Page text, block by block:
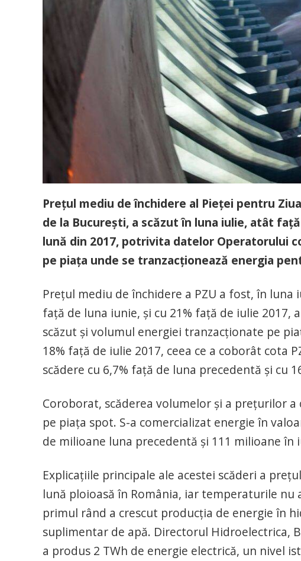
Preţul mediu de închidere al Pieţei pentru
de la Bucureşti, a scăzut în luna iulie, atât
lună din 2017, potrivita datelor Operatorului
pe piaţa unde se tranzacţionează energia
Preţul mediu de închidere a PZU a fost, în luna
faţă de luna iunie, şi cu 21% faţă de iulie 2017,
scăzut şi volumul energiei tranzacţionate pe
18% faţă de iulie 2017, ceea ce a coborât cota
scădere cu 6,7% faţă de luna precedentă şi cu
Coroborat, scăderea volumelor şi a preţurilor
pe piaţa spot. S-a comercializat energie în
de milioane luna precedentă şi 111 milioane în
Explicaţiile principale ale acestei scăderi a
lună ploioasă în România, iar temperaturile
primul rând a crescut producţia de energie în
suplimentar de apă. Directorul Hidroelectrica,
a produs 2 TWh de energie electrică, un nivel